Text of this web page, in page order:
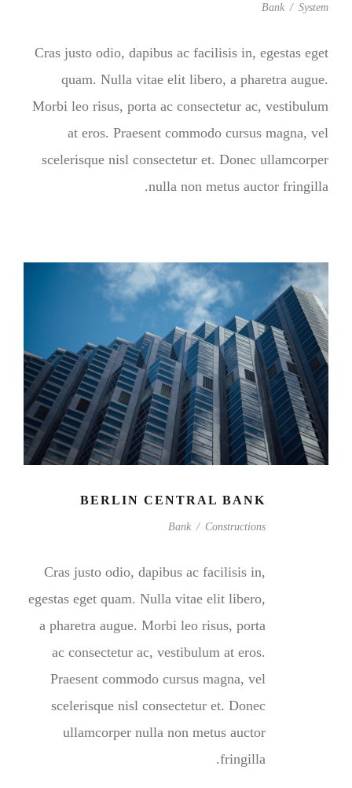
Bank / System
Cras justo odio, dapibus ac facilisis in, egestas eget
quam. Nulla vitae elit libero, a pharetra augue.
Morbi leo risus, porta ac consectetur ac, vestibulum
at eros. Praesent commodo cursus magna, vel
scelerisque nisl consectetur et. Donec ullamcorper
nulla non metus auctor fringilla.
BERLIN CENTRAL BANK
Bank / Constructions
Cras justo odio, dapibus ac facilisis in,
egestas eget quam. Nulla vitae elit libero,
a pharetra augue. Morbi leo risus, porta
ac consectetur ac, vestibulum at eros.
Praesent commodo cursus magna, vel
scelerisque nisl consectetur et. Donec
ullamcorper nulla non metus auctor
fringilla.